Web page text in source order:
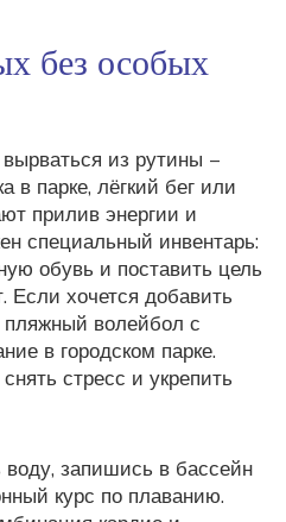
без особых
из рутины –
в парке, лёгкий бег или
прилив энергии и
специальный инвентарь:
обувь и поставить цель
хочется добавить
пляжный волейбол с
в городском парке.
стресс и укрепить
запишись в бассейн
курс по плаванию.